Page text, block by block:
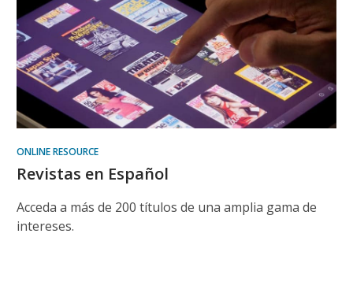
ONLINE RESOURCE
Revistas en Español
Acceda a más de 200 títulos de una amplia gama de
intereses.